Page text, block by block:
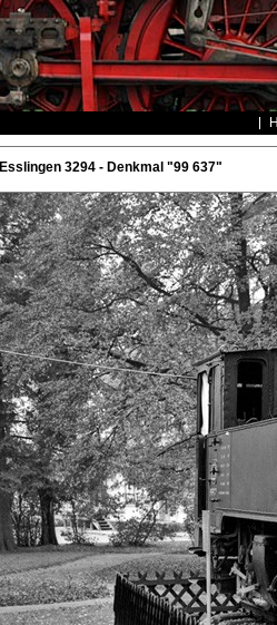
Esslingen 3294 - Denkmal "99 637"